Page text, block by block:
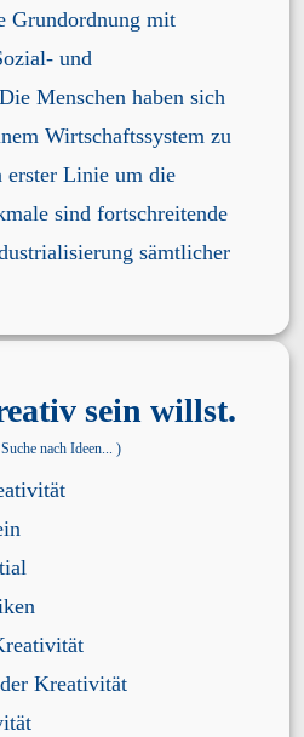
Grundordnung mit
und
Menschen haben sich
Wirtschaftssystem zu
erster Linie um die
sind fortschreitende
sämtlicher
sein willst.
nach Ideen... )
Kreativität